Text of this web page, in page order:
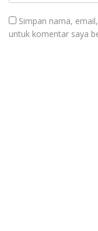
Simpan nama,
untuk komentar saya